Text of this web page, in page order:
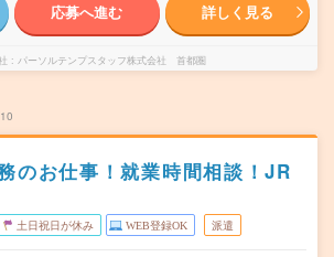
応募へ進む 詳しく見る
パーソルテンプスタッフ株式会社 首都圏
のお仕事！就業時間相談！JR
土日祝日が休み WEB登録OK 派遣